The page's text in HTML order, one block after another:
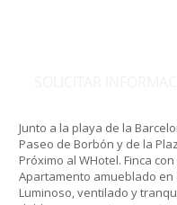
SOLICITAR
Junto a la playa de la
Paseo de Borbón y de la
Próximo al WHotel. Finca
Apartamento amueblado en
Luminoso, ventilado y